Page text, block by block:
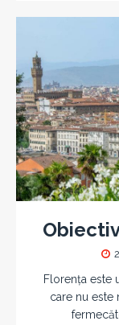
Florența este
care nu este